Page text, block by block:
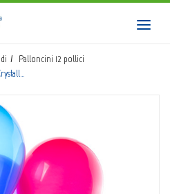
SIAMO
ART
LOGO
Palloncini 12 pollici